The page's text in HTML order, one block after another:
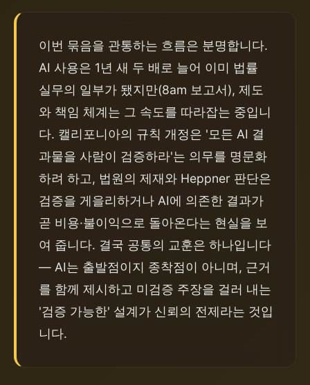
이번 묶음을 관통하는 흐름은 분명합니다.
AI 사용은 1년 새 두 배로 늘어 이미 법률
실무의 일부가 됐지만(8am 보고서), 제도
와 책임 체계는 그 속도를 따라잡는 중입니
다. 캘리포니아의 규칙 개정은 '모든 AI 결
과물을 사람이 검증하라'는 의무를 명문화
하려 하고, 법원의 제재와 Heppner 판단은
검증을 게을리하거나 AI에 의존한 결과가
곧 비용·불이익으로 돌아온다는 현실을 보
여 줍니다. 결국 공통의 교훈은 하나입니다
— AI는 출발점이지 종착점이 아니며, 근거
를 함께 제시하고 미검증 주장을 걸러 내는
'검증 가능한' 설계가 신뢰의 전제라는 것입
니다.